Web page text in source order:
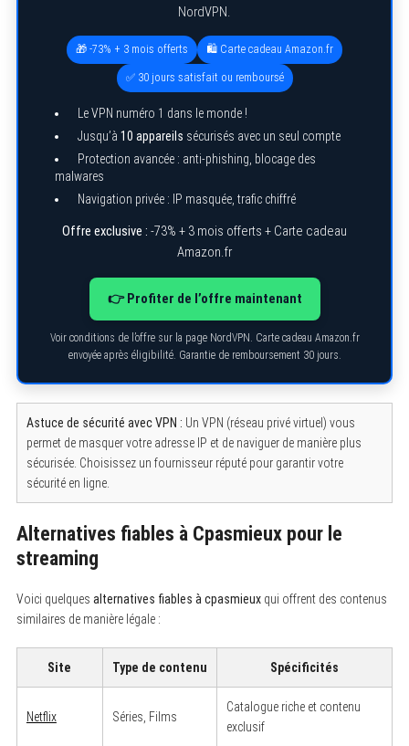
NordVPN.
🎁 -73% + 3 mois offerts 🛍️ Carte cadeau Amazon.fr
✅ 30 jours satisfait ou remboursé
Le VPN numéro 1 dans le monde !
Jusqu’à 10 appareils sécurisés avec un seul compte
Protection avancée : anti-phishing, blocage des
malwares
Navigation privée : IP masquée, trafic chiffré
Offre exclusive : -73% + 3 mois offerts + Carte cadeau
Amazon.fr
👉 Profiter de l’offre maintenant
Voir conditions de l’offre sur la page NordVPN. Carte cadeau Amazon.fr
envoyée après éligibilité. Garantie de remboursement 30 jours.
Astuce de sécurité avec VPN : Un VPN (réseau privé virtuel) vous
permet de masquer votre adresse IP et de naviguer de manière plus
sécurisée. Choisissez un fournisseur réputé pour garantir votre
sécurité en ligne.
Alternatives fiables à Cpasmieux pour le
streaming
Voici quelques alternatives fiables à cpasmieuxqui offrent des contenus
similaires de manière légale :
Site Type de contenu Spécificités
Netflix Séries, Films
Catalogue riche et contenu
exclusif